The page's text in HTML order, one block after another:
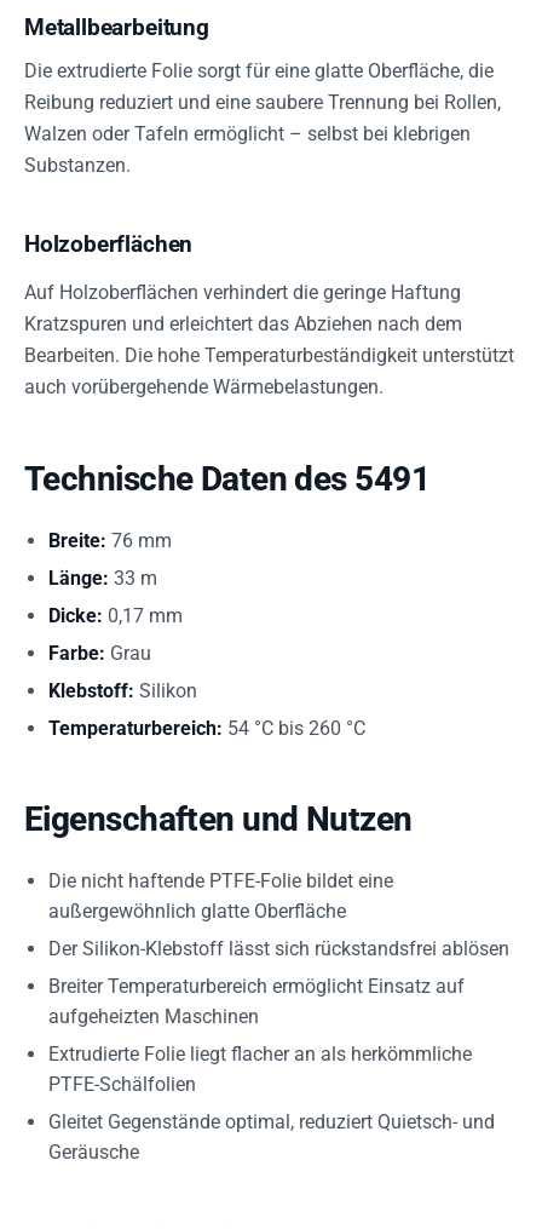
Metallbearbeitung
Die extrudierte Folie sorgt für eine glatte Oberfläche, die
Reibung reduziert und eine saubere Trennung bei Rollen,
Walzen oder Tafeln ermöglicht – selbst bei klebrigen
Substanzen.
Holzoberflächen
Auf Holzoberflächen verhindert die geringe Haftung
Kratzspuren und erleichtert das Abziehen nach dem
Bearbeiten. Die hohe Temperaturbeständigkeit unterstützt
auch vorübergehende Wärmebelastungen.
Technische Daten des 5491
Breite: 76 mm
Länge: 33 m
Dicke: 0,17 mm
Farbe: Grau
Klebstoff: Silikon
Temperaturbereich: 54 °C bis 260 °C
Eigenschaften und Nutzen
Die nicht haftende PTFE-Folie bildet eine
außergewöhnlich glatte Oberfläche
Der Silikon-Klebstoff lässt sich rückstandsfrei ablösen
Breiter Temperaturbereich ermöglicht Einsatz auf
aufgeheizten Maschinen
Extrudierte Folie liegt flacher an als herkömmliche
PTFE-Schälfolien
Gleitet Gegenstände optimal, reduziert Quietsch- und
Geräusche